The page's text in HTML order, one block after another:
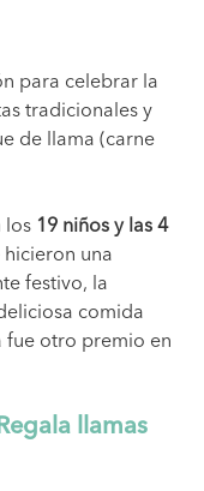
para celebrar la
tradicionales y
de llama (carne
los 19 niños y las 4
hicieron una
festivo, la
comida
fue otro premio en
llamas